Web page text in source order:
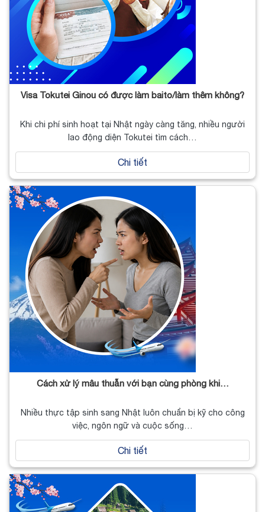
Visa Tokutei Ginou có được làm baito/làm thêm không?
Khi chi phí sinh hoạt tại Nhật ngày càng tăng, nhiều người
lao động diện Tokutei tìm cách…
Chi tiết
Cách xử lý mâu thuẫn với bạn cùng phòng khi…
Nhiều thực tập sinh sang Nhật luôn chuẩn bị kỹ cho công
việc, ngôn ngữ và cuộc sống…
Chi tiết